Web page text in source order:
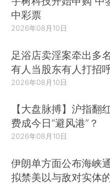
中彩票
2026年08月10日
足浴店卖淫案牵出多
有人当股东有人打招
2026年08月10日
【大盘脉搏】沪指翻
费成今日“避风港”？
2026年08月10日
伊朗单方面公布海峡
拟禁美以与敌对实体